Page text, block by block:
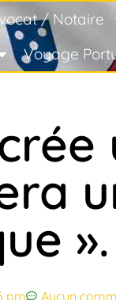
/ Notaire
Voyage
».
pm Aucun